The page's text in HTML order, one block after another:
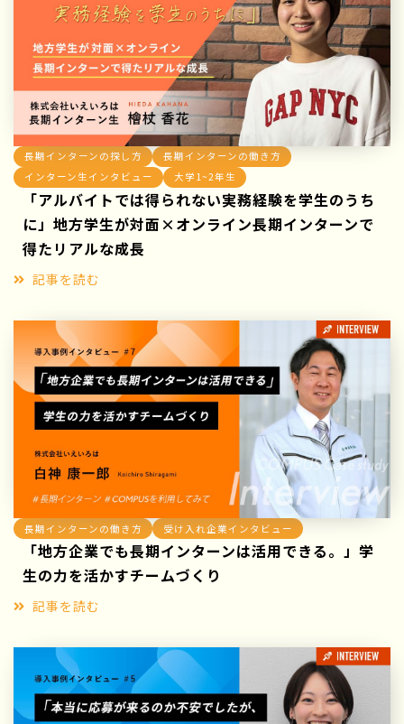
長期インターンの探し方
長期インターンの働き方
インターン生インタビュー
大学1~2年生
「アルバイトでは得られない実務経験を学生のうち
に」地方学生が対面×オンライン長期インターンで
得たリアルな成長
記事を読む
長期インターンの働き方 受け入れ企業インタビュー
「地方企業でも長期インターンは活用できる。」学
生の力を活かすチームづくり
記事を読む